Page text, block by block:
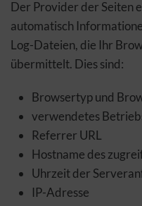
Der Provider der Seiten
automatisch
Log-Dateien, die Ihr
übermittelt. Dies sind:
Browsertyp und
verwendetes
Referrer URL
Hostname des
Uhrzeit der
IP-Adresse